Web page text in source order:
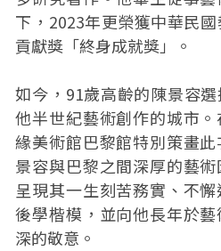
下，2023年更榮獲中華民
貢獻獎「終身成就獎」。
如今，91歲高齡的陳景容
他半世紀藝術創作的城市
緣美術館巴黎館特別策畫
景容與巴黎之間深厚的藝
呈現其一生刻苦務實、不
後學楷模，並向他長年於
深的敬意。